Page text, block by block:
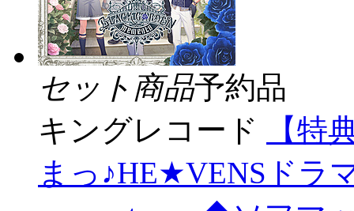
セット商品予約品
キングレコード
【特
まっ♪HE★VENSドラ